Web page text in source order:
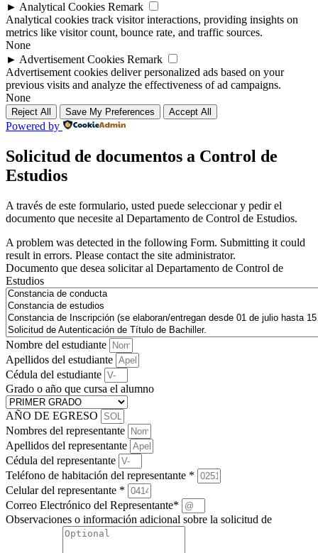
► Analytical Cookies Remark
Analytical cookies track visitor interactions, providing insights on
metrics like visitor count, bounce rate, and traffic sources.
None
► Advertisement Cookies Remark
Advertisement cookies deliver personalized ads based on your
previous visits and analyze the effectiveness of ad campaigns.
None
Reject All Save My Preferences Accept All
Powered by
Solicitud de documentos a Control de
Estudios
A través de este formulario, usted puede seleccionar y pedir el
documento que necesite al Departamento de Control de Estudios.
A problem was detected in the following Form. Submitting it could
result in errors. Please contact the site administrator.
Documento que desea solicitar al Departamento de Control de
Estudios
Nombre del estudiante
Apellidos del estudiante
Cédula del estudiante
Grado o año que cursa el alumno
AÑO DE EGRESO
Nombres del representante
Apellidos del representante
Cédula del representante
Teléfono de habitación del representante *
Celular del representante *
Correo Electrónico del Representante*
Observaciones o información adicional sobre la solicitud de